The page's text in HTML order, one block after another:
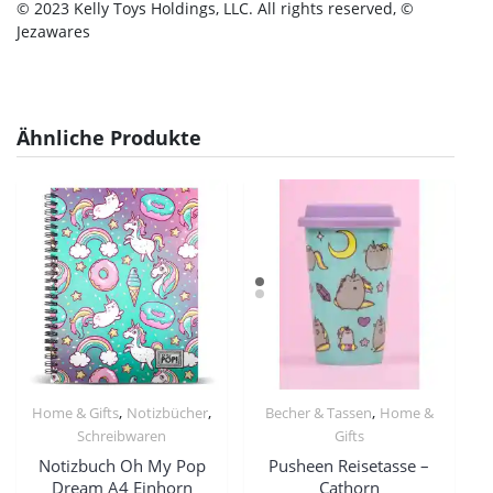
© 2023 Kelly Toys Holdings, LLC. All rights reserved, ©
Jezawares
Ähnliche Produkte
Home & Gifts, Notizbücher,
Schreibwaren
Notizbuch Oh My Pop
Dream A4 Einhorn
Becher & Tassen, Home &
Gifts
Pusheen Reisetasse –
Cathorn